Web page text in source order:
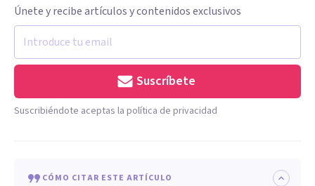
Únete y recibe artículos y contenidos exclusivos
Suscríbete
Suscribiéndote aceptas la política de privacidad
CÓMO CITAR ESTE ARTÍCULO